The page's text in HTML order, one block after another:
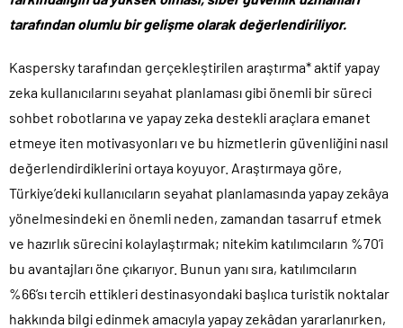
tarafından olumlu bir gelişme olarak değerlendiriliyor.
Kaspersky tarafından gerçekleştirilen araştırma* aktif yapay
zeka kullanıcılarını seyahat planlaması gibi önemli bir süreci
sohbet robotlarına ve yapay zeka destekli araçlara emanet
etmeye iten motivasyonları ve bu hizmetlerin güvenliğini nasıl
değerlendirdiklerini ortaya koyuyor. Araştırmaya göre,
Türkiye’deki kullanıcıların seyahat planlamasında yapay zekâya
yönelmesindeki en önemli neden, zamandan tasarruf etmek
ve hazırlık sürecini kolaylaştırmak; nitekim katılımcıların %70’i
bu avantajları öne çıkarıyor. Bunun yanı sıra, katılımcıların
%66’sı tercih ettikleri destinasyondaki başlıca turistik noktalar
hakkında bilgi edinmek amacıyla yapay zekâdan yararlanırken,